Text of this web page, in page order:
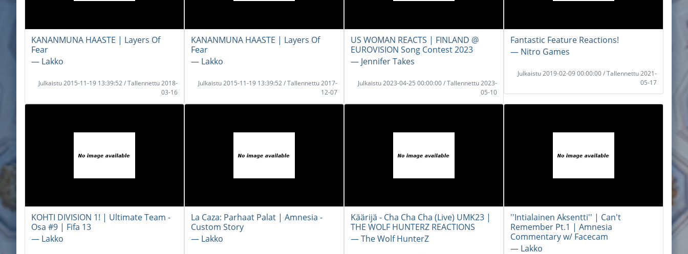
KANANMUNA HAASTE | Layers Of
Fear
― Lakko
Julkaistu 2015-11-19 13:39:52 / Tallennettu 2018-
03-16
KANANMUNA HAASTE | Layers Of
Fear
― Lakko
Julkaistu 2015-11-19 13:39:52 / Tallennettu 2017-
12-07
US WOMAN REACTS | FINLAND @
EUROVISION Song Contest 2023
― Jennifer Takes
Julkaistu 2023-04-25 00:00:00 / Tallennettu 2023-
05-10
Fantastic Feature Reactions!
― Nitro Games
Julkaistu 2019-02-09 00:00:00 / Tallennettu 2021-
05-17
KOHTI DIVISION 1! | Ultimate Team -
Osa #9 | Fifa 13
― Lakko
La Caza: Parhaat Palat | Amnesia -
Custom Story
― Lakko
Käärijä - Cha Cha Cha (Live) UMK23 |
THE WOLF HUNTERZ REACTIONS
― The Wolf HunterZ
''Intialainen Aksentti'' | Can't
Remember Pt.1 | Amnesia
Commentary w/ Facecam
― Lakko